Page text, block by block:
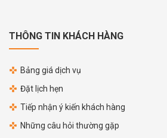
THÔNG TIN KHÁCH HÀNG
Bảng giá dịch vụ
Đặt lịch hẹn
Tiếp nhận ý kiến khách hàng
Những câu hỏi thường gặp